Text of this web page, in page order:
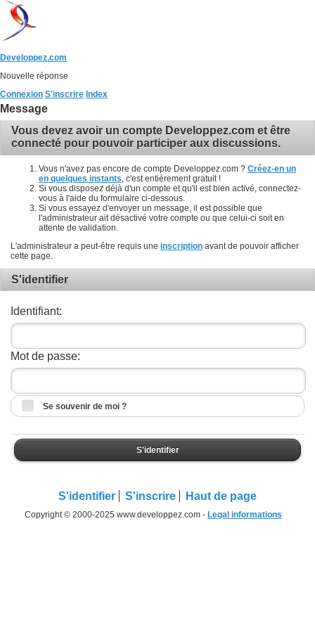
Developpez.com
Nouvelle réponse
Connexion S'inscrire Index
Message
Vous devez avoir un compte Developpez.com et être
connecté pour pouvoir participer aux discussions.
Vous n'avez pas encore de compte Developpez.com ? Créez-en un
en quelques instants , c'est entièrement gratuit !
Si vous disposez déjà d'un compte et qu'il est bien activé, connectez-
vous à l'aide du formulaire ci-dessous.
Si vous essayez d'envoyer un message, il est possible que
l'administrateur ait désactivé votre compte ou que celui-ci soit en
attente de validation.
L'administrateur a peut-être requis une inscription avant de pouvoir afficher
cette page.
S'identifier
Identifiant:
Mot de passe:
Se souvenir de moi ?
S'identifier
S'identifier S'inscrire Haut de page
Copyright © 2000-2025 www.developpez.com - Legal informations